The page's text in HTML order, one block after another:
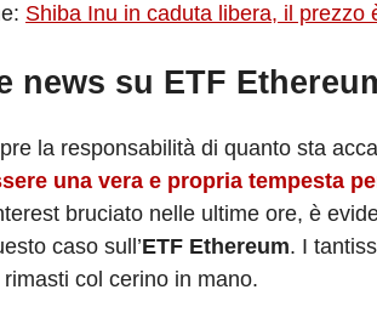
Shiba Inu in caduta libera, il
news su ETF
la responsabilità di quanto sta
una vera e propria tempesta
bruciato nelle ultime ore, è
caso sull’ETF Ethereum. I
rimasti col cerino in mano.